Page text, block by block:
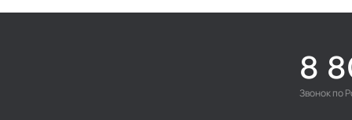
8
Звонок по